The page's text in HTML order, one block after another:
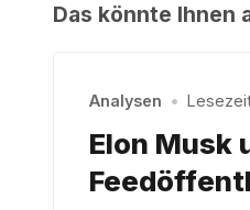
Das könnte Ihnen
Analysen •
Elon Musk